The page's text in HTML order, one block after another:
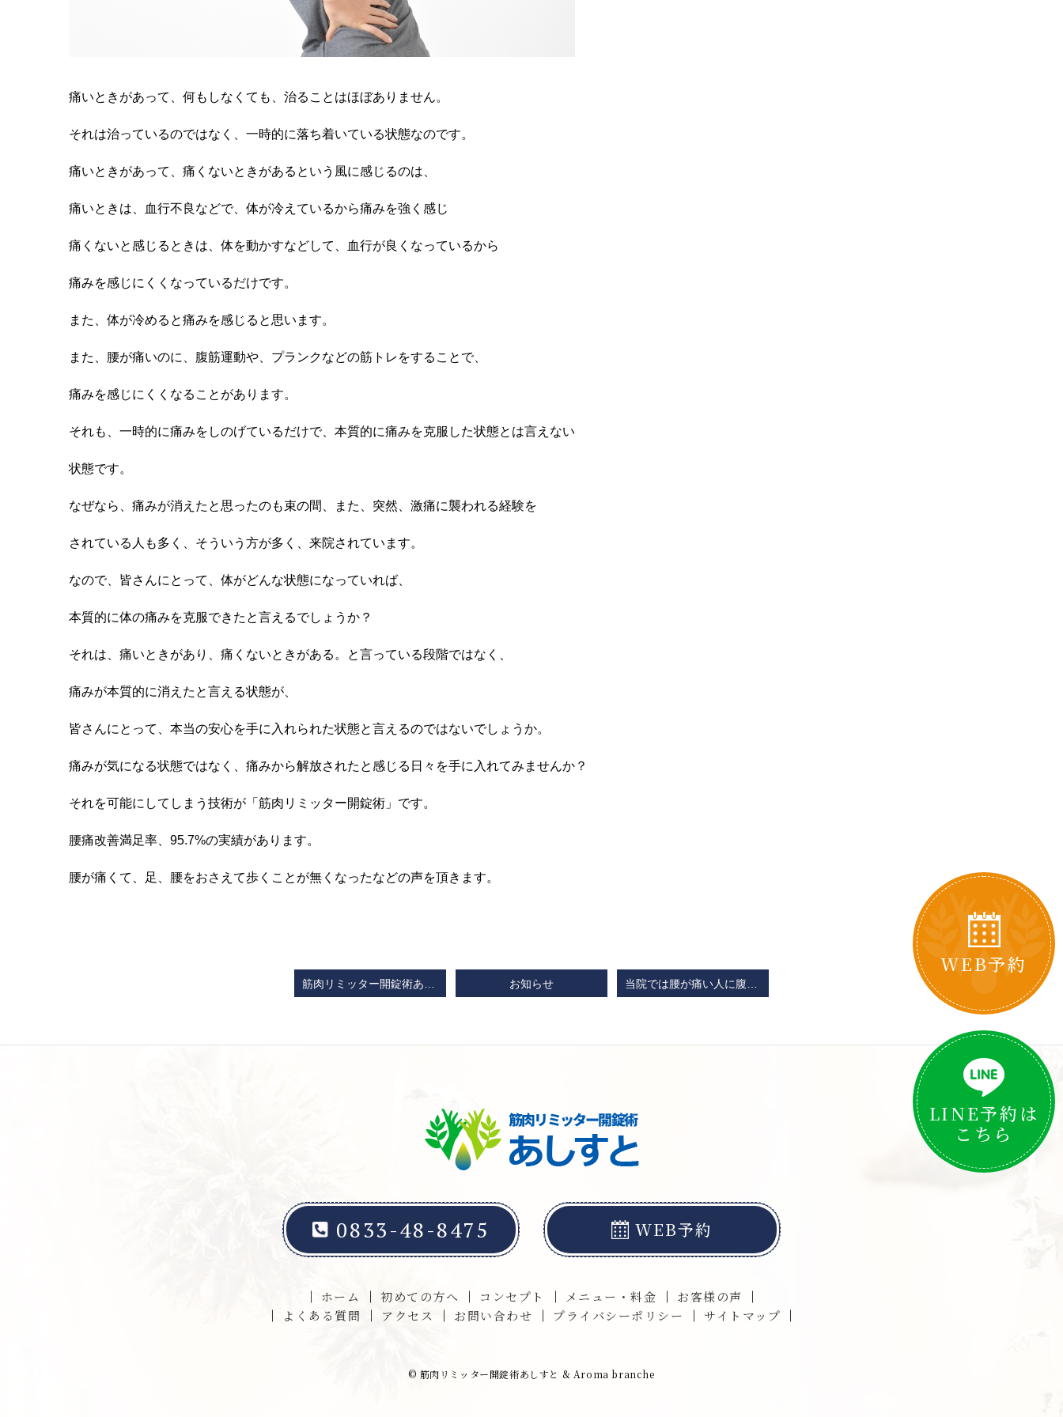
痛いときがあって、何もしなくても、治ることはほぼありません。
それは治っているのではなく、一時的に落ち着いている状態なのです。
痛いときがあって、痛くないときがあるという風に感じるのは、
痛いときは、血行不良などで、体が冷えているから痛みを強く感じ
痛くないと感じるときは、体を動かすなどして、血行が良くなっているから
痛みを感じにくくなっているだけです。
また、体が冷めると痛みを感じると思います。
また、腰が痛いのに、腹筋運動や、プランクなどの筋トレをすることで、
痛みを感じにくくなることがあります。
それも、一時的に痛みをしのげているだけで、本質的に痛みを克服した状態とは言えない
状態です。
なぜなら、痛みが消えたと思ったのも束の間、また、突然、激痛に襲われる経験を
されている人も多く、そういう方が多く、来院されています。
なので、皆さんにとって、体がどんな状態になっていれば、
本質的に体の痛みを克服できたと言えるでしょうか？
それは、痛いときがあり、痛くないときがある。と言っている段階ではなく、
痛みが本質的に消えたと言える状態が、
皆さんにとって、本当の安心を手に入れられた状態と言えるのではないでしょうか。
痛みが気になる状態ではなく、痛みから解放されたと感じる日々を手に入れてみませんか？
それを可能にしてしまう技術が「筋肉リミッター開錠術」です。
腰痛改善満足率、95.7%の実績があります。
腰が痛くて、足、腰をおさえて歩くことが無くなったなどの声を頂きます。
お知らせ
0833-48-8475 WEB予約
ホーム 初めての方へ コンセプト メニュー・料金
お客様の声
よくある質問
アクセス お問い合わせ プライバシーポリシー サイトマップ
© 筋肉リミッター開錠術あしすと & Aroma branche
WEB予約
LINE予約は
こちら